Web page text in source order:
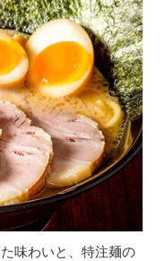
味わいと、特注麺の